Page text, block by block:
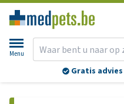
Menu
Gratis advies